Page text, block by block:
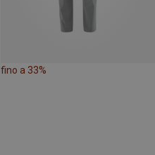
fino a 33%